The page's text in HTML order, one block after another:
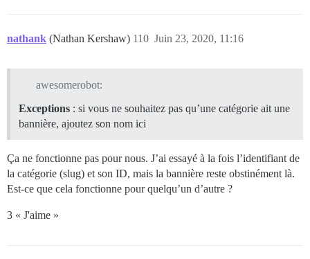
nathank (Nathan Kershaw) Juin 23, 2020, 11:16
110
awesomerobot:
Exceptions : si vous ne souhaitez pas qu’une catégorie ait une
bannière, ajoutez son nom ici
Ça ne fonctionne pas pour nous. J’ai essayé à la fois l’identifiant de
la catégorie (slug) et son ID, mais la bannière reste obstinément là.
Est-ce que cela fonctionne pour quelqu’un d’autre ?
3 « J'aime »